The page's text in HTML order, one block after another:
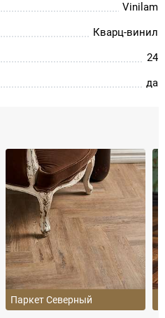
Vinilam
Кварц-винил
24
да
Паркет Северный